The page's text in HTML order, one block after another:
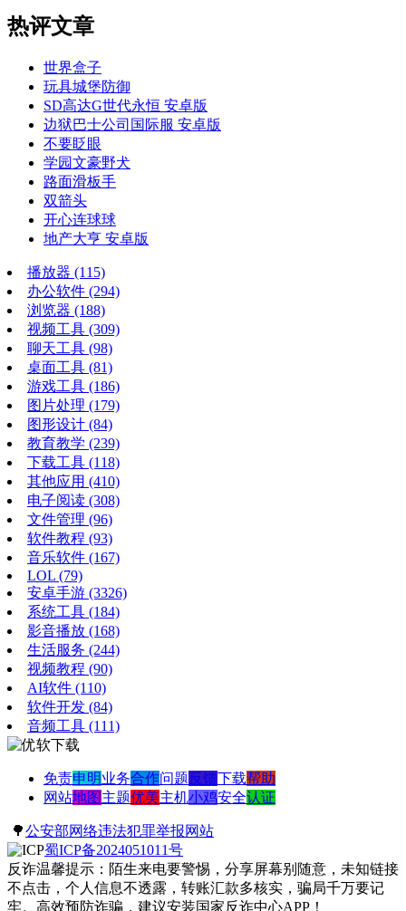
热评文章
世界盒子
玩具城堡防御
SD高达G世代永恒 安卓版
边狱巴士公司国际服 安卓版
不要眨眼
学园文豪野犬
路面滑板手
双箭头
开心连球球
地产大亨 安卓版
播放器 (115)
办公软件 (294)
浏览器 (188)
视频工具 (309)
聊天工具 (98)
桌面工具 (81)
游戏工具 (186)
图片处理 (179)
图形设计 (84)
教育教学 (239)
下载工具 (118)
其他应用 (410)
电子阅读 (308)
文件管理 (96)
软件教程 (93)
音乐软件 (167)
LOL (79)
安卓手游 (3326)
系统工具 (184)
影音播放 (168)
生活服务 (244)
视频教程 (90)
AI软件 (110)
软件开发 (84)
音频工具 (111)
免责申明业务合作问题反馈下载帮助
网站地图 主题优美主机小鸡安全认证
🌳公安部网络违法犯罪举报网站
蜀ICP备2024051011号
反诈温馨提示：陌生来电要警惕，分享屏幕别随意，未知链接
不点击，个人信息不透露，转账汇款多核实，骗局千万要记
牢。高效预防诈骗，建议安装国家反诈中心APP！